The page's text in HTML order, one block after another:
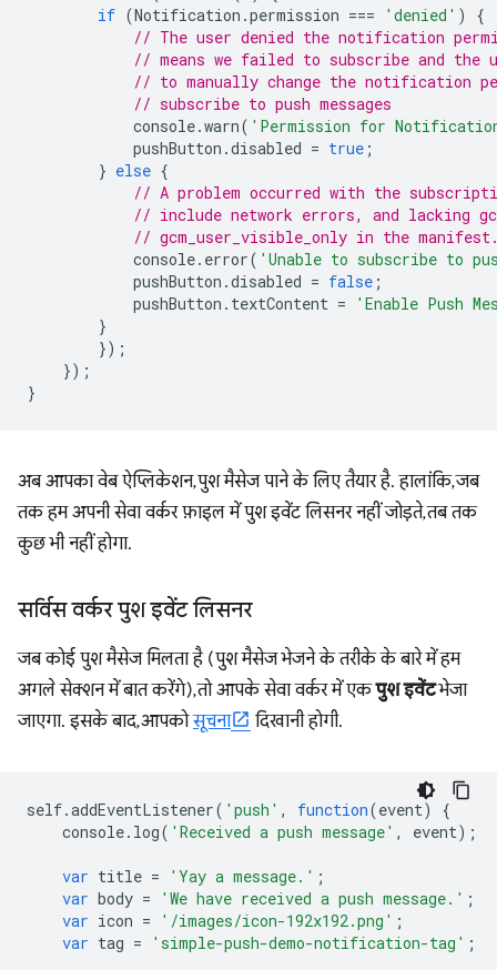
if (Notification .permission === 'denied' )
{
// The user denied the notification
// means we failed to subscribe and the
// to manually change the notification
// subscribe to push messages
console.warn( 'Permission for
pushButton .disabled = true ;
} else {
// A problem occurred with the
// include network errors, and lacking
// gcm_user_visible_only in the
console. error( 'Unable to subscribe to
pushButton .disabled = false ;
pushButton . textContent =
'Enable Push
}
});
});
}
अब आपका वेब ऐप्लिकेशन, पुश मैसेज पाने के लिए तैयार है. हालांकि, जब
तक हम अपनी सेवा वर्कर फ़ाइल में पुश इवेंट लिसनर नहीं जोड़ते, तब तक
कुछ भी नहीं होगा.
सर्विस वर्कर पुश इवेंट लिसनर
जब कोई पुश मैसेज मिलता है (पुश मैसेज भेजने के तरीके के बारे में हम
अगले सेक्शन में बात करेंगे), तो आपके सेवा वर्कर में एकपुश इवेंटभेजा
जाएगा. इसके बाद, आपकोसूचना दिखानी होगी.
self.addEventListener( 'push' , function(event)
{
console. log( 'Received a push message' , event);
var title = 'Yay a message.' ;
var body = 'We have received a push message.' ;
var icon = '/images/icon-192x192.png' ;
var tag = 'simple-push-demo-notification-tag' ;